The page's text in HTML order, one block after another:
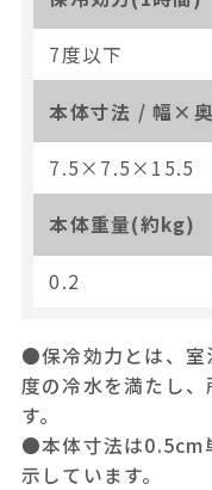
7度以下
本体寸法 / 幅×
7.5×7.5×15.5
本体重量(約kg)
0.2
●保冷効力とは、室
度の冷水を満たし
す。
●本体寸法は0.5cm
示しています。